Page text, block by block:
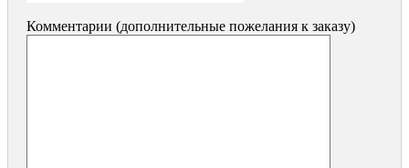
Комментарии (дополнительные пожелания к заказу)